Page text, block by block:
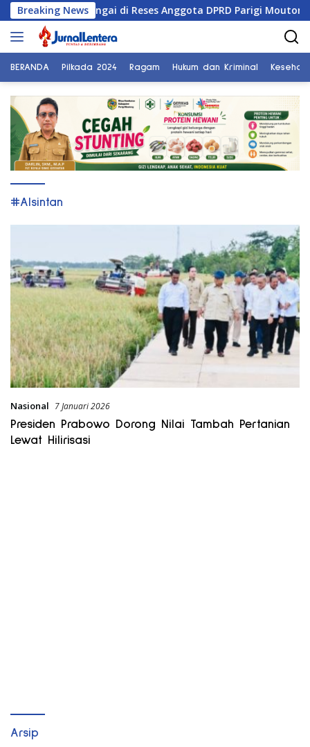
Langsung
ke
konten
Breaking NewsSungai di Reses Anggota DPRD Parigi Moutong
BERANDA Pilkada 2024 Ragam Hukum dan Kriminal
#Alsintan
Nasional 7 Januari 2026
Presiden Prabowo Dorong Nilai Tambah Pertanian
Lewat Hilirisasi
Arsip